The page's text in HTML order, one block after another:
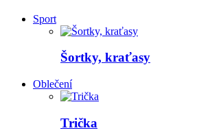
Sport
Šortky, kraťasy
Oblečení
Trička